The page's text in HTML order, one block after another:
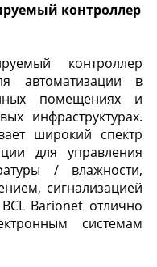
контроллер
контроллер
автоматизации в
помещениях и
инфраструктурах.
широкий спектр
для управления
/ влажности,
сигнализацией
Barionet отлично
системам